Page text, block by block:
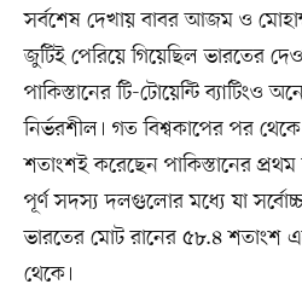
সর্বশেষ দেখায় বাবর আজম ও
জুটিই পেরিয়ে গিয়েছিল ভারতের
পাকিস্তানের টি-টোয়েন্টি ব্যাটিংও
নির্ভরশীল। গত বিশ্বকাপের পর
শতাংশই করেছেন পাকিস্তানের
পূর্ণ সদস্য দলগুলোর মধ্যে যা
ভারতের মোট রানের ৫৮.৪ শতাংশ
থেকে।